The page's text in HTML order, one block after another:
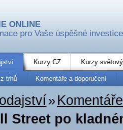
ONLINE
pro Vaše úspěšné investice
Kurzy CZ Kurzy
trhů Komentáře a doporučení
»
Street po